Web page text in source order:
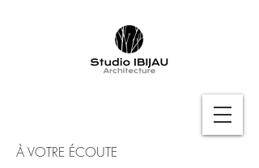
À VOTRE ÉCOUTE